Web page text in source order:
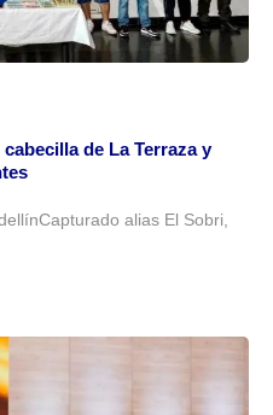
cabecilla de La Terraza y
alias El Sobri,